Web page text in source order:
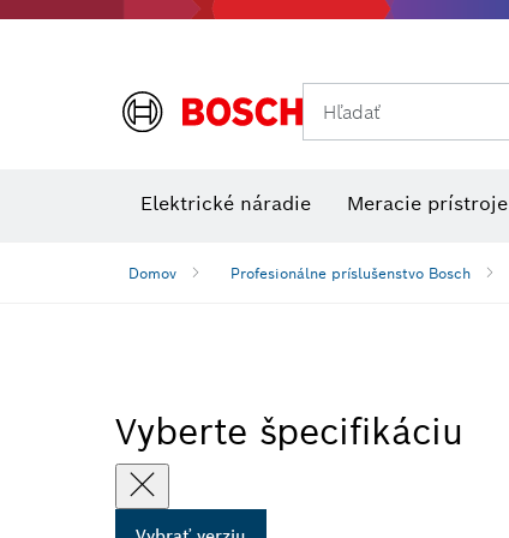
Hľadať
Elektrické náradie Meracie prístroje
Domov Profesionálne príslušenstvo Bosch
Vyberte špecifikáciu